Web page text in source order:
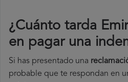
¿Cuánto tarda
en pagar una
Si has presentado una
probable que te respondan en